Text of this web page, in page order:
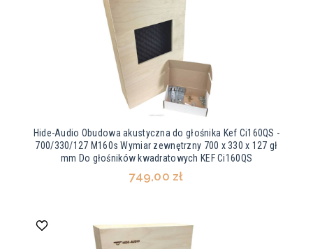
Hide-Audio Obudowa akustyczna do głośnika Kef Ci160QS -
700/330/127 M160s Wymiar zewnętrzny 700 x 330 x 127 gł
mm Do głośników kwadratowych KEF Ci160QS
749,00 zł